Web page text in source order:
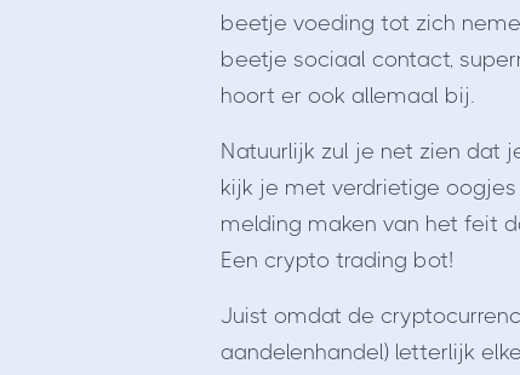
beetje voeding tot zich
beetje sociaal contact,
hoort er ook allemaal bij.
Natuurlijk zul je net zien dat
kijk je met verdrietige
melding maken van het feit
Een crypto trading bot!
Juist omdat de
aandelenhandel) letterlijk